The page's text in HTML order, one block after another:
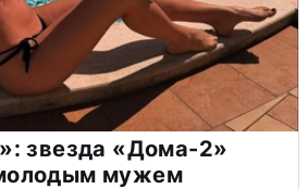
звезда «Дома-2»
мужем